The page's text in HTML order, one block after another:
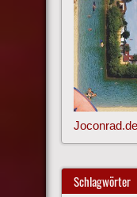
Joconrad.de
Schlagwörter